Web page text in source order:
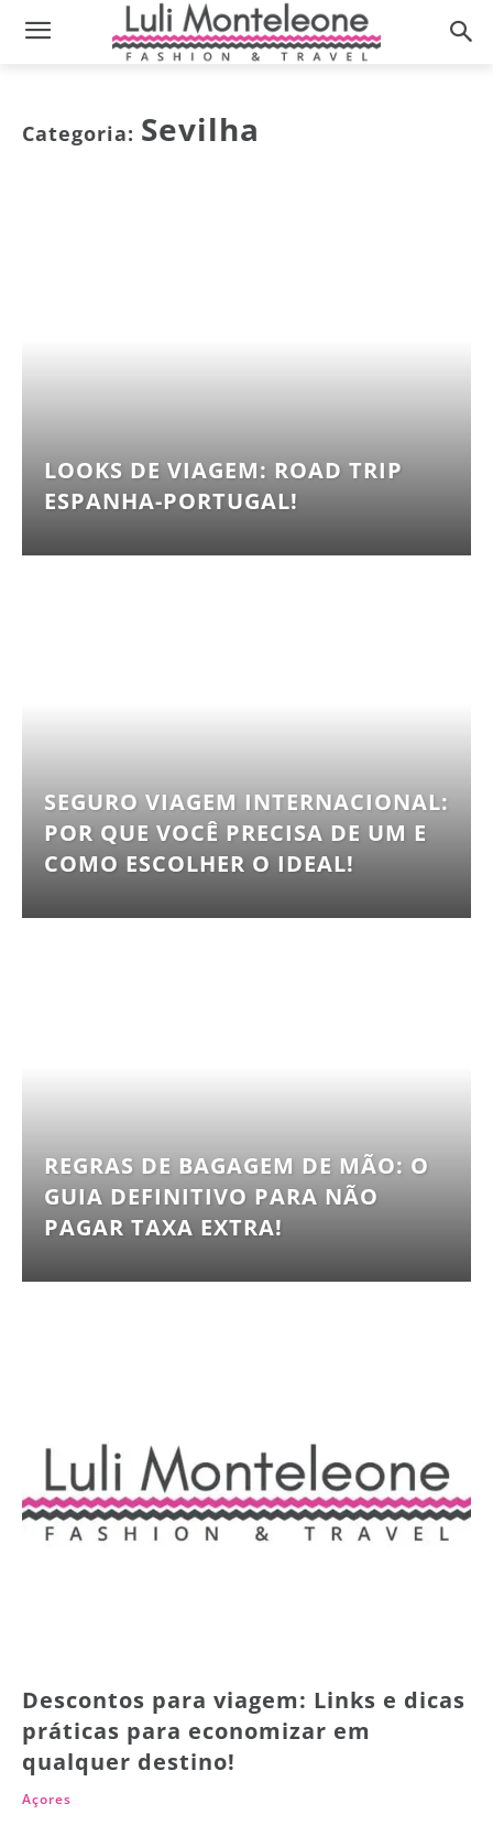
Categoria: Sevilha
LOOKS DE VIAGEM: ROAD TRIP
ESPANHA-PORTUGAL!
SEGURO VIAGEM INTERNACIONAL:
POR QUE VOCÊ PRECISA DE UM E
COMO ESCOLHER O IDEAL!
REGRAS DE BAGAGEM DE MÃO: O
GUIA DEFINITIVO PARA NÃO
PAGAR TAXA EXTRA!
Descontos para viagem: Links e dicas
práticas para economizar em
qualquer destino!
Açores